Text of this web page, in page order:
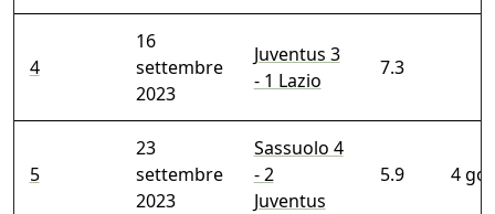
4
16
settembre
2023
Juventus 3
- 1 Lazio
7.3
5
23
settembre
2023
Sassuolo 4
- 2
Juventus
5.9 4